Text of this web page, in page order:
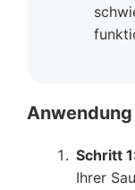
Anwendung
Schritt
Ihrer